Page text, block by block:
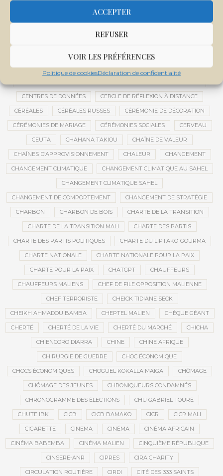
ACCEPTER
REFUSER
VOIR LES PRÉFÉRENCES
Politique de cookiesDéclaration de confidentialité
CENTRALE SOLAIRE DE SANANKOROBA
CENTRE D'INTELLIGENCE ARTIFICIELLE
CENTRE DE SANTÉ COMMUNAUTAIRE
CENTRE INTERNATIONAL DE CONFÉRENCES DE BAMAKO
CENTRE MALI
CENTRES DE DONNÉES CERCLE DE RÉFLEXION À DISTANCE
CÉRÉALES CÉRÉALES RUSSES CÉRÉMONIE DE DÉCORATION
CÉRÉMONIES DE MARIAGE CÉRÉMONIES SOCIALES CERVEAU
CEUTA CHAHANA TAKIOU CHAÎNE DE VALEUR
CHAÎNES D’APPROVISIONNEMENT CHALEUR CHANGEMENT
CHANGEMENT CLIMATIQUE CHANGEMENT CLIMATIQUE AU SAHEL
CHANGEMENT CLIMATIQUE SAHEL
CHANGEMENT DE COMPORTEMENT CHANGEMENT DE STRATÉGIE
CHARBON CHARBON DE BOIS CHARTE DE LA TRANSITION
CHARTE DE LA TRANSITION MALI CHARTE DES PARTIS
CHARTE DES PARTIS POLITIQUES CHARTE DU LIPTAKO-GOURMA
CHARTE NATIONALE CHARTE NATIONALE POUR LA PAIX
CHARTE POUR LA PAIX CHATGPT CHAUFFEURS
CHAUFFEURS MALIENS CHEF DE FILE OPPOSITION MALIENNE
CHEF TERRORISTE CHEICK TIDIANE SECK
CHEIKH AHMADOU BAMBA CHEPTEL MALIEN CHÈQUE GÉANT
CHERTÉ CHERTÉ DE LA VIE CHERTÉ DU MARCHÉ CHICHA
CHIENCORO DIARRA CHINE CHINE AFRIQUE
CHIRURGIE DE GUERRE CHOC ÉCONOMIQUE
CHOCS ÉCONOMIQUES CHOGUEL KOKALLA MAÏGA CHÔMAGE
CHÔMAGE DES JEUNES CHRONIQUEURS CONDAMNÉS
CHRONOGRAMME DES ÉLECTIONS CHU GABRIEL TOURÉ
CHUTE IBK CICB CICB BAMAKO CICR CICR MALI
CIGARETTE CINEMA CINÉMA CINÉMA AFRICAIN
CINÉMA BABEMBA CINÉMA MALIEN CINQUIÈME RÉPUBLIQUE
CINSERE-ANR CIPRES CIRA CHARITY
CIRCULATION ROUTIÈRE CIRDI CITÉ DES 333 SAINTS